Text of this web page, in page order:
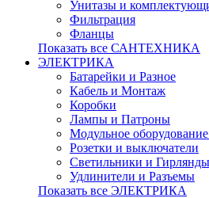
Унитазы и
Фильтрация
Фланцы
Показать все САНТЕХНИКА
ЭЛЕКТРИКА
Батарейки и Разное
Кабель и Монтаж
Коробки
Лампы и Патроны
Модульное
Розетки и выключатели
Светильники и Гирлянды
Удлинители и Разъемы
Показать все ЭЛЕКТРИКА